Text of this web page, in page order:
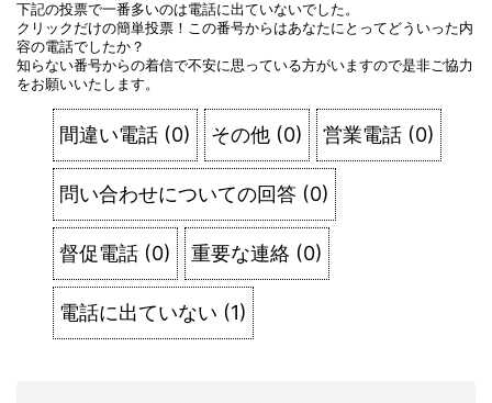
下記の投票で一番多いのは電話に出ていないでした。
クリックだけの簡単投票！この番号からはあなたにとってどういった内
容の電話でしたか？
知らない番号からの着信で不安に思っている方がいますので是非ご協力
をお願いいたします。
間違い電話 (0) その他 (0) 営業電話 (0)
問い合わせについての回答 (0)
督促電話 (0) 重要な連絡 (0)
電話に出ていない (1)